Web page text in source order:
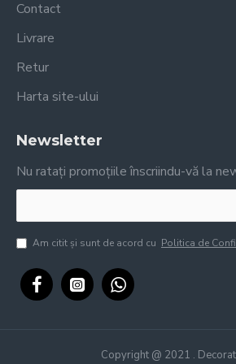
Contact
Livrare
Retur
Harta site-ului
Newsletter
Nu ratați promoțiile înscriindu-vă la
Am citit şi sunt de acord cu Politica de
Copyright @ 2021 .